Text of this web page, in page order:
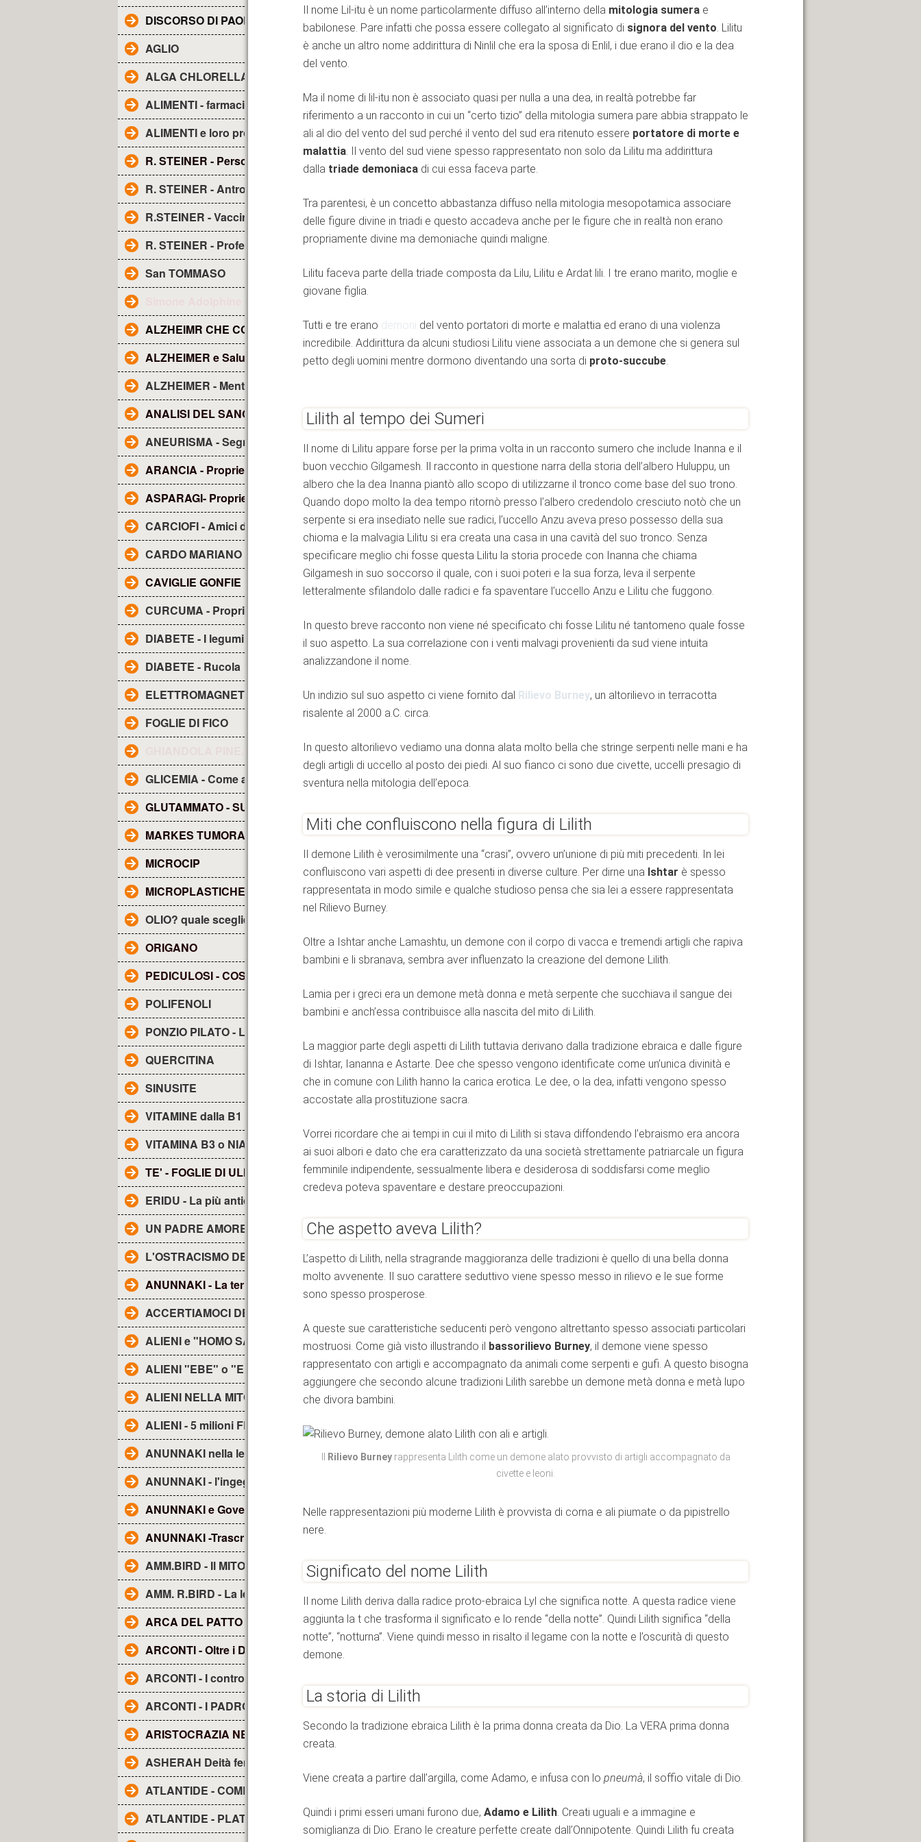
DISCORSO DI PAOLO ALL'AEROPAGO DI ATENE
AGLIO
ALGA CHLORELLA - Proprietà
ALIMENTI - farmacia naturale
ALIMENTI e loro proprietà
R. STEINER - Personaggio
R. STEINER - Antroposofia
R.STEINER - Vaccini
R. STEINER - Profezia sui vaccini.
San TOMMASO
ALZHEIMR CHE COS'E'?
ALZHEIMER e Salute dentale
ALZHEIMER - Mentolo
ANALISI DEL SANGUE - Tutto quello che c'è da sapere
ANEURISMA - Segnali
ARANCIA - Proprietà
ASPARAGI- Proprietà
CARCIOFI - Amici del fegato
CARDO MARIANO - sue proprietà
CAVIGLIE GONFIE
CURCUMA - Proprietà
DIABETE - I legumi
DIABETE - Rucola
ELETTROMAGNETISMO - Inquinamento
FOGLIE DI FICO
GHIANDOLA PINEALE - SUE FUNZIONI
GLICEMIA - Come abbassarla
GLUTAMMATO - SUE CARATTERISTICHE E FUNZIONI
MARKES TUMORALI
MICROCIP
MICROPLASTICHE NEL SANGUE
OLIO? quale scegliere?
ORIGANO
PEDICULOSI - COS'E'?
POLIFENOLI
PONZIO PILATO - Lettera a TIBERIO
QUERCITINA
SINUSITE
VITAMINE dalla B1 alla B17
VITAMINA B3 o NIACINA
TE' - FOGLIE DI ULIVO
ERIDU - La più antica città del mondo
UN PADRE AMOREVOLE -
L'OSTRACISMO DEI TG
ANUNNAKI - La terra degli......
ACCERTIAMOCI DELLE COSE INSEGNATE
ALIENI e "HOMO SAPIENS"
ALIENI "EBE" o "EBENS"-
ALIENI NELLA MITOLOGIA
ALIENI - 5 milioni FRA NOI
ANUNNAKI nella lett. religiosa
ANUNNAKI - l'ingegneria genetica
ANUNNAKI e Governo Ombra
ANUNNAKI -Trascrizione dal filmato
AMM.BIRD - Il MITO della TERRA CAVA
AMM. R.BIRD - La leggenda della TERRA CAVA
ARCA DEL PATTO O DELL'ALLEANZA
ARCONTI - Oltre i Demoni e gli Angeli
ARCONTI - I controllori segreti della razza umana
ARCONTI - I PADRONI DEL MONDO
ARISTOCRAZIA NERA. La..
ASHERAH Deità femminile
ATLANTIDE - COME I RE DIVENTARONO DEI
ATLANTIDE - PLATONE
Il nome Lil-itu è un nome particolarmente diffuso all’interno della mitologia sumera e
babilonese. Pare infatti che possa essere collegato al significato di signora del vento. Lilitu
è anche un altro nome addirittura di Ninlil che era la sposa di Enlil, i due erano il dio e la dea
del vento.
Ma il nome di lil-itu non è associato quasi per nulla a una dea, in realtà potrebbe far
riferimento a un racconto in cui un “certo tizio” della mitologia sumera pare abbia strappato le
ali al dio del vento del sud perché il vento del sud era ritenuto essere portatore di morte e
malattia. Il vento del sud viene spesso rappresentato non solo da Lilitu ma addirittura
dalla triade demoniaca di cui essa faceva parte.
Tra parentesi, è un concetto abbastanza diffuso nella mitologia mesopotamica associare
delle figure divine in triadi e questo accadeva anche per le figure che in realtà non erano
propriamente divine ma demoniache quindi maligne.
Lilitu faceva parte della triade composta da Lilu, Lilitu e Ardat lili. I tre erano marito, moglie e
giovane figlia.
Tutti e tre erano demoni del vento portatori di morte e malattia ed erano di una violenza
incredibile. Addirittura da alcuni studiosi Lilitu viene associata a un demone che si genera sul
petto degli uomini mentre dormono diventando una sorta di proto-succube.
Lilith al tempo dei Sumeri
Il nome di Lilitu appare forse per la prima volta in un racconto sumero che include Inanna e il
buon vecchio Gilgamesh. Il racconto in questione narra della storia dell’albero Huluppu, un
albero che la dea Inanna piantò allo scopo di utilizzarne il tronco come base del suo trono.
Quando dopo molto la dea tempo ritornò presso l’albero credendolo cresciuto notò che un
serpente si era insediato nelle sue radici, l’uccello Anzu aveva preso possesso della sua
chioma e la malvagia Lilitu si era creata una casa in una cavità del suo tronco. Senza
specificare meglio chi fosse questa Lilitu la storia procede con Inanna che chiama
Gilgamesh in suo soccorso il quale, con i suoi poteri e la sua forza, leva il serpente
letteralmente sfilandolo dalle radici e fa spaventare l’uccello Anzu e Lilitu che fuggono.
In questo breve racconto non viene né specificato chi fosse Lilitu né tantomeno quale fosse
il suo aspetto. La sua correlazione con i venti malvagi provenienti da sud viene intuita
analizzandone il nome.
Un indizio sul suo aspetto ci viene fornito dal Rilievo Burney, un altorilievo in terracotta
risalente al 2000 a.C. circa.
In questo altorilievo vediamo una donna alata molto bella che stringe serpenti nelle mani e ha
degli artigli di uccello al posto dei piedi. Al suo fianco ci sono due civette, uccelli presagio di
sventura nella mitologia dell’epoca.
Miti che confluiscono nella figura di Lilith
Il demone Lilith è verosimilmente una “crasi”, ovvero un’unione di più miti precedenti. In lei
confluiscono vari aspetti di dee presenti in diverse culture. Per dirne una Ishtar è spesso
rappresentata in modo simile e qualche studioso pensa che sia lei a essere rappresentata
nel Rilievo Burney.
Oltre a Ishtar anche Lamashtu, un demone con il corpo di vacca e tremendi artigli che rapiva
bambini e li sbranava, sembra aver influenzato la creazione del demone Lilith.
Lamia per i greci era un demone metà donna e metà serpente che succhiava il sangue dei
bambini e anch’essa contribuisce alla nascita del mito di Lilith.
La maggior parte degli aspetti di Lilith tuttavia derivano dalla tradizione ebraica e dalle figure
di Ishtar, Iananna e Astarte. Dee che spesso vengono identificate come un’unica divinità e
che in comune con Lilith hanno la carica erotica. Le dee, o la dea, infatti vengono spesso
accostate alla prostituzione sacra.
Vorrei ricordare che ai tempi in cui il mito di Lilith si stava diffondendo l’ebraismo era ancora
ai suoi albori e dato che era caratterizzato da una società strettamente patriarcale un figura
femminile indipendente, sessualmente libera e desiderosa di soddisfarsi come meglio
credeva poteva spaventare e destare preoccupazioni.
Che aspetto aveva Lilith?
L’aspetto di Lilith, nella stragrande maggioranza delle tradizioni è quello di una bella donna
molto avvenente. Il suo carattere seduttivo viene spesso messo in rilievo e le sue forme
sono spesso prosperose.
A queste sue caratteristiche seducenti però vengono altrettanto spesso associati particolari
mostruosi. Come già visto illustrando il bassorilievo Burney, il demone viene spesso
rappresentato con artigli e accompagnato da animali come serpenti e gufi. A questo bisogna
aggiungere che secondo alcune tradizioni Lilith sarebbe un demone metà donna e metà lupo
che divora bambini.
Rilievo Burneyrappresenta Lilith come un demone alato provvisto di artigli accompagnato da
civette e leoni.
Nelle rappresentazioni più moderne Lilith è provvista di corna e ali piumate o da pipistrello
nere.
Significato del nome Lilith
Il nome Lilith deriva dalla radice proto-ebraica Lyl che significa notte. A questa radice viene
aggiunta la t che trasforma il significato e lo rende “della notte”. Quindi Lilith significa “della
notte”, “notturna”. Viene quindi messo in risalto il legame con la notte e l’oscurità di questo
demone.
La storia di Lilith
Secondo la tradizione ebraica Lilith è la prima donna creata da Dio. La VERA prima donna
creata.
Viene creata a partire dall’argilla, come Adamo, e infusa con lo pneumà, il soffio vitale di Dio.
Quindi i primi esseri umani furono due, Adamo e Lilith. Creati uguali e a immagine e
somiglianza di Dio. Erano le creature perfette create dall’Onnipotente. Quindi Lilith fu creata